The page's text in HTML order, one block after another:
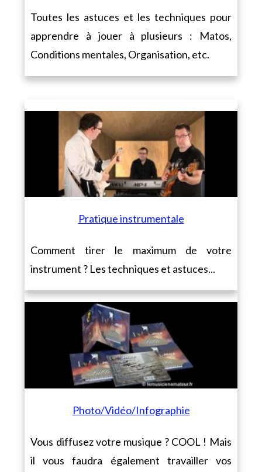
Toutes les astuces et les techniques pour
apprendre à jouer à plusieurs : Matos,
Conditions mentales, Organisation, etc.
Pratique instrumentale
Comment tirer le maximum de votre
instrument ? Les techniques et astuces...
Photo/Vidéo/Infographie
Vous diffusez votre musique ? COOL ! Mais
il vous faudra également travailler vos